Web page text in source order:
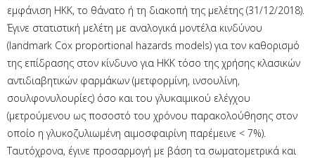
εμφάνιση ΗΚΚ, το θάνατο ή τη διακοπή της μελέτης (31/12/2018).
Έγινε στατιστική μελέτη με αναλογικά μοντέλα κινδύνου
(landmark Cox proportional hazards models) για τον καθορισμό
της επίδρασης στον κίνδυνο για ΗΚΚ τόσο της χρήσης κλασικών
αντιδιαβητικών φαρμάκων (μετφορμίνη, ινσουλίνη,
σουλφονυλουρίες) όσο και του γλυκαιμικού ελέγχου
(μετρούμενου ως ποσοστό του χρόνου παρακολούθησης στον
οποίο η γλυκοζυλιωμένη αιμοσφαιρίνη παρέμεινε < 7%).
Ταυτόχρονα, έγινε προσαρμογή με βάση τα σωματομετρικά και